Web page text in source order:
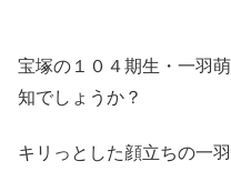
宝塚の１０４期生・一羽
知でしょうか？
キリっとした顔立ちの一